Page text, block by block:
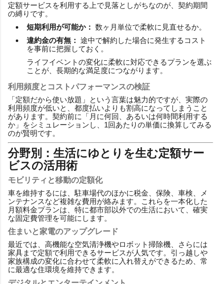
定額サービスを利用する上で見落としがちなのが、契約期間
の縛りです。
短期利用が可能か： 数ヶ月単位で柔軟に見直せるか。
違約金の有無： 途中で解約した場合に発生するコスト
を事前に把握しておく。
ライフイベントの変化に柔軟に対応できるプランを選ぶ
ことが、長期的な満足度につながります。
利用頻度とコストパフォーマンスの検証
「定額だから使い放題」という言葉は魅力的ですが、実際の
利用頻度が低いと、都度払いよりも割高になってしまうこと
があります。契約前に「月に何回、あるいは何時間利用する
か」をシミュレーションし、1回あたりの単価に換算してみる
のが賢明です。
分野別：生活にゆとりを生む定額サー
ビスの活用術
モビリティと移動の定額化
車を維持するには、駐車場代のほかに税金、保険、車検、メ
ンテナンスなど複雑な費用が絡みます。これらを一本化した
月額料金プランは、特に都市部以外での生活において、確実
な固定費管理を可能にします。
住まいと家電のアップグレード
最近では、高機能な空気清浄機やロボット掃除機、さらには
家具まで定額で利用できるサービスが人気です。引っ越しや
家族構成の変化に合わせて柔軟に入れ替えができるため、常
に最適な住環境を維持できます。